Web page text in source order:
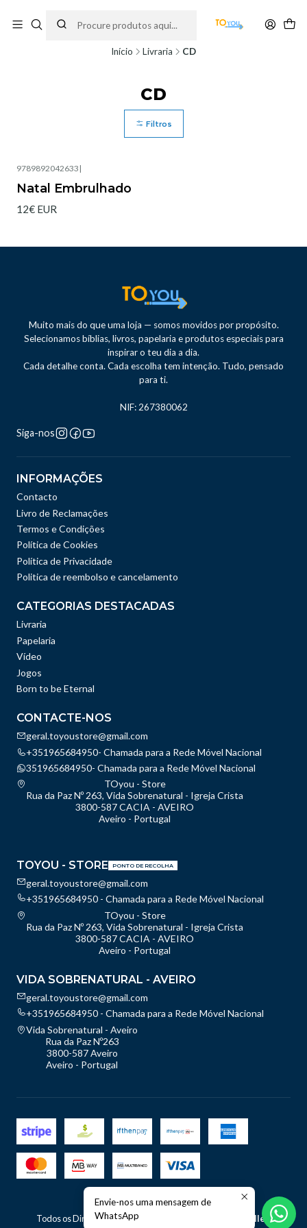
partir do dia 11 de Agosto, às 10H.
Início Livraria CD
CD
Filtros
9789892042633 |
Natal Embrulhado
12€ EUR
Muito mais do que uma loja — somos movidos por propósito.
Selecionamos bíblias, livros, papelaria e produtos especiais para
inspirar o teu dia a dia.
Cada detalhe conta. Cada escolha tem intenção. Tudo, pensado
para ti.
NIF: 267380062
Siga-nos
INFORMAÇÕES
Contacto
Livro de Reclamações
Termos e Condições
Política de Cookies
Política de Privacidade
Politica de reembolso e cancelamento
CATEGORIAS DESTACADAS
Livraria
Papelaria
Vídeo
Jogos
Born to be Eternal
CONTACTE-NOS
geral.toyoustore@gmail.com
+351965684950- Chamada para a Rede Móvel Nacional
351965684950- Chamada para a Rede Móvel Nacional
TOyou - Store
Rua da Paz Nº 263, Vida Sobrenatural - Igreja Crista
3800-587 CACIA - AVEIRO
Aveiro - Portugal
TOYOU - STORE PONTO DE RECOLHA
geral.toyoustore@gmail.com
+351965684950 - Chamada para a Rede Móvel Nacional
TOyou - Store
Rua da Paz Nº 263, Vida Sobrenatural - Igreja Crista
3800-587 CACIA - AVEIRO
Aveiro - Portugal
VIDA SOBRENATURAL - AVEIRO
geral.toyoustore@gmail.com
+351965684950 - Chamada para a Rede Móvel Nacional
Vida Sobrenatural - Aveiro
Rua da Paz Nº263
3800-587 Aveiro
Aveiro - Portugal
2026 TOyou - Store.
Todos os Direitos Reservados.
Com tecnologia Jumpseller .
Envie-nos uma mensagem de
WhatsApp